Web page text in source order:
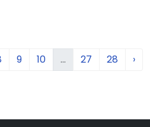
9 10 ... 27 28 ›